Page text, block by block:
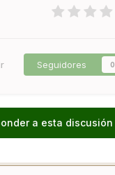
Seguidores 0
a esta discusión